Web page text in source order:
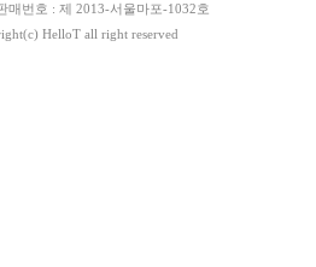
매번호 : 제 2013-서울마포-1032호
HelloT all right reserved